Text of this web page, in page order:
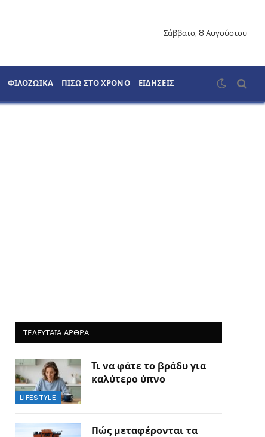
Σάββατο, 8 Αυγούστου
ΦΙΛΟΖΩΙΚΑ ΠΙΣΩ ΣΤΟ ΧΡΟΝΟ ΕΙΔΗΣΕΙΣ
ΤΕΛΕΥΤΑΙΑ ΑΡΘΡΑ
LIFESTYLE
Τι να φάτε το βράδυ για
καλύτερο ύπνο
Πώς μεταφέρονται τα